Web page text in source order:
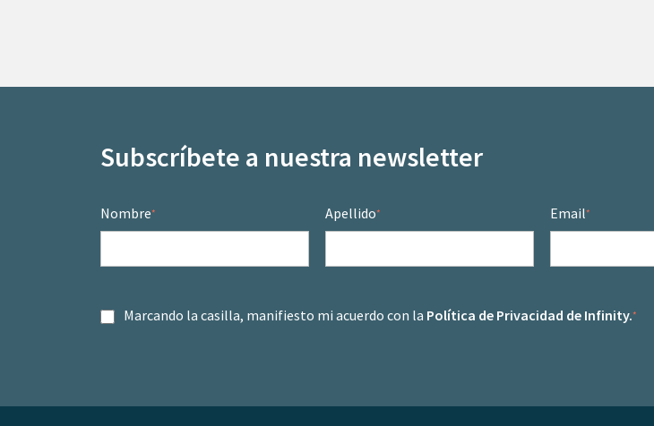
Subscríbete a nuestra newsletter
Nombre* Apellido* Email*
Marcando la casilla, manifiesto mi acuerdo con la Política de Privacidad de Infinity.*